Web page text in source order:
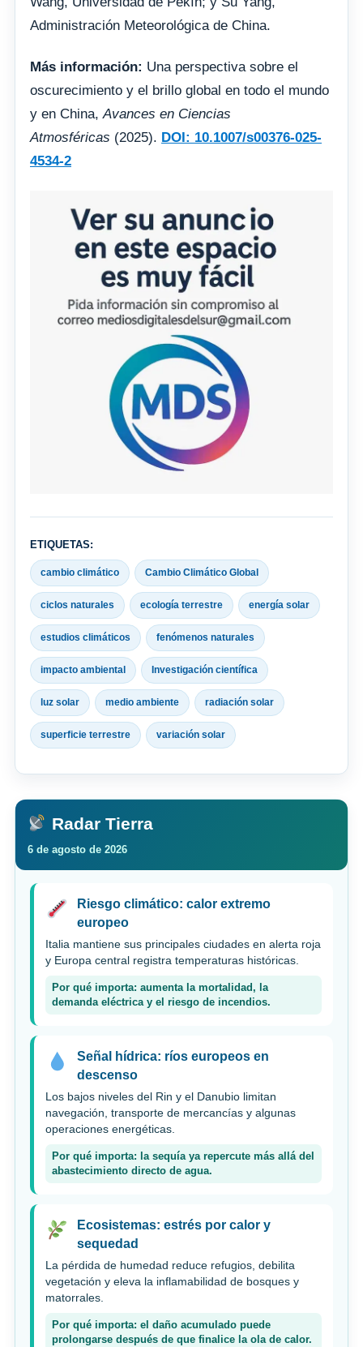
Administración Meteorológica de China.
Más información: Una perspectiva sobre el
oscurecimiento y el brillo global en todo el mundo
y en China,Avances en Ciencias
Atmosféricas (2025). DOI: 10.1007/s00376-025-
4534-2
ETIQUETAS:
cambio climático Cambio Climático Global
ciclos naturales ecología terrestre energía solar
estudios climáticos fenómenos naturales
impacto ambiental Investigación científica
luz solar medio ambiente radiación solar
superficie terrestre variación solar
Radar Tierra
6 de agosto de 2026
Riesgo climático: calor extremo
europeo
Italia mantiene sus principales ciudades en alerta roja
y Europa central registra temperaturas históricas.
Por qué importa: aumenta la mortalidad, la
demanda eléctrica y el riesgo de incendios.
Señal hídrica: ríos europeos en
descenso
Los bajos niveles del Rin y el Danubio limitan
navegación, transporte de mercancías y algunas
operaciones energéticas.
Por qué importa: la sequía ya repercute más allá del
abastecimiento directo de agua.
Ecosistemas: estrés por calor y
sequedad
La pérdida de humedad reduce refugios, debilita
vegetación y eleva la inflamabilidad de bosques y
matorrales.
Por qué importa: el daño acumulado puede
prolongarse después de que finalice la ola de calor.